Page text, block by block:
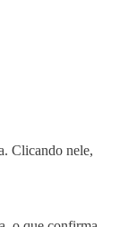
Clicando nele,